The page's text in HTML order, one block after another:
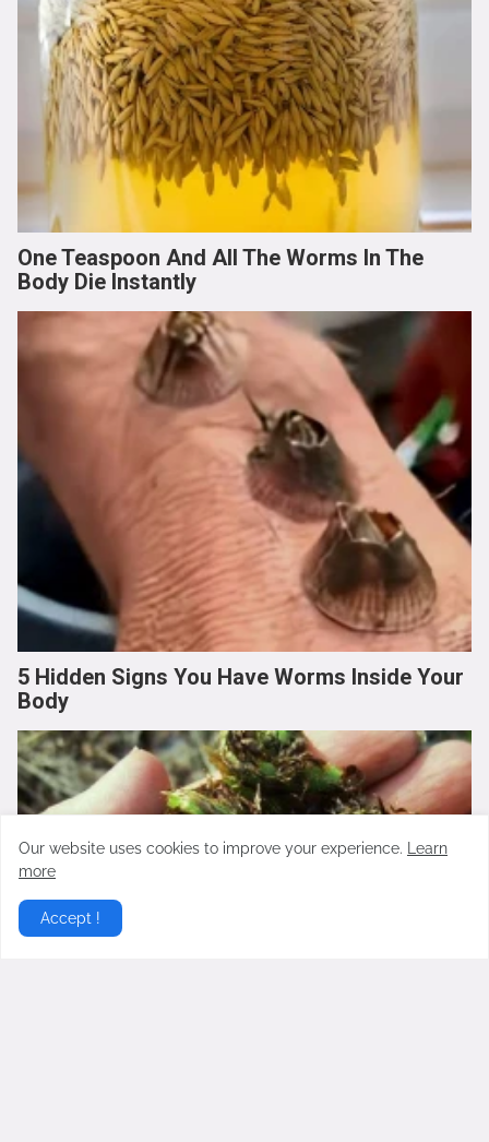
One Teaspoon And All The Worms In The
Body Die Instantly
5 Hidden Signs You Have Worms Inside Your
Body
Our website uses cookies to improve your experience.
Learn
more
Accept !